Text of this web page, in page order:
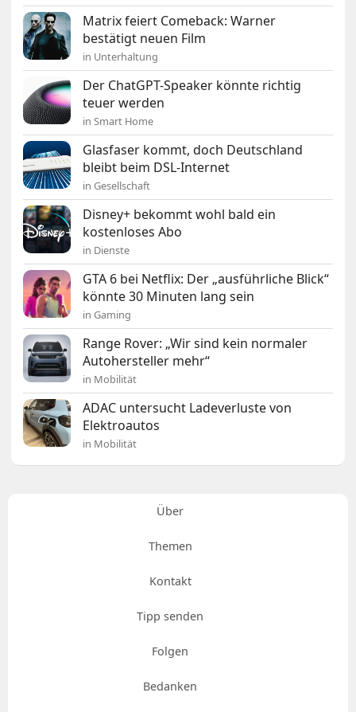
Matrix feiert Comeback: Warner
bestätigt neuen Film
in Unterhaltung
Der ChatGPT-Speaker könnte richtig
teuer werden
in Smart Home
Glasfaser kommt, doch Deutschland
bleibt beim DSL-Internet
in Gesellschaft
Disney+ bekommt wohl bald ein
kostenloses Abo
in Dienste
GTA 6 bei Netflix: Der „ausführliche Blick“
könnte 30 Minuten lang sein
in Gaming
Range Rover: „Wir sind kein normaler
Autohersteller mehr“
in Mobilität
ADAC untersucht Ladeverluste von
Elektroautos
in Mobilität
Über
Themen
Kontakt
Tipp senden
Folgen
Bedanken